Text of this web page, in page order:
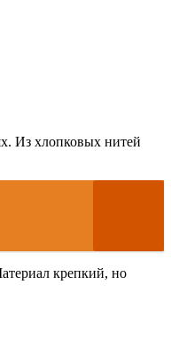
Из хлопковых нитей
крепкий, но